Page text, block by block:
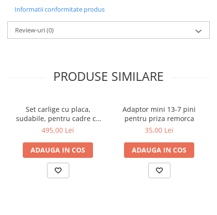
Informatii conformitate produs
Review-uri(0)
PRODUSE SIMILARE
Set carlige cu placa,
sudabile, pentru cadre cu
schimbare rapida Euro-
495,00 Lei
ADAUGA IN COS
Adaptor mini 13-7 pini
pentru priza remorca
35,00 Lei
ADAUGA IN COS